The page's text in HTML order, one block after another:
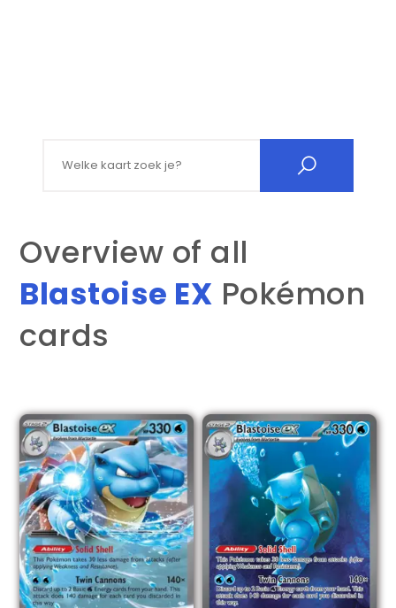
Overview of all
Blastoise EX Pokémon
cards